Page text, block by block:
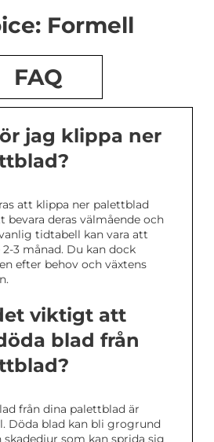
Formell
FAQ
jag klippa ner
att klippa ner palettblad
bevara deras välmående och
tidtabell kan vara att
3 månad. Du kan dock
efter behov och växtens
viktigt att
blad från
från dina palettblad är
Döda blad kan bli grogrund
som kan sprida sig